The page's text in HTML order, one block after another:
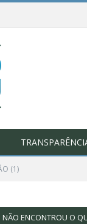
(1)
NÃO ENCONTROU O